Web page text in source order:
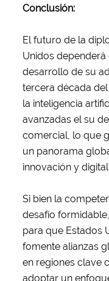
Conclusión:
El futuro de la
Unidos
desarrollo de su
tercera década
la inteligencia
avanzadas el su
comercial, lo que
un panorama
innovación y
Si bien la
desafío
para que Estados
fomente alianzas
en regiones clave
adoptar un